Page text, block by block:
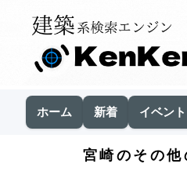
ホーム 新着 イベント
宮崎のその他